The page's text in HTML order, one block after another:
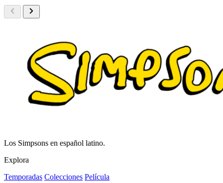
Los Simpsons en español latino.
Explora
Temporadas Colecciones Película